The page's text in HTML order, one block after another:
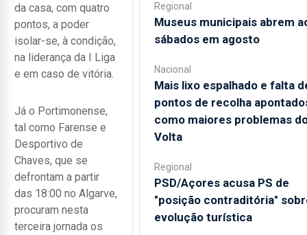
da casa, com quatro
pontos, a poder
isolar-se, à condição,
na liderança da I Liga
e em caso de vitória.
Já o Portimonense,
tal como Farense e
Desportivo de
Chaves, que se
defrontam a partir
das 18:00 no Algarve,
procuram nesta
terceira jornada os
Regional
Museus municipais abrem
sábados em agosto
Nacional
Mais lixo espalhado e falta
pontos de recolha
como maiores problemas
Volta
Regional
PSD/Açores acusa PS de
"posição contraditória"
evolução turística